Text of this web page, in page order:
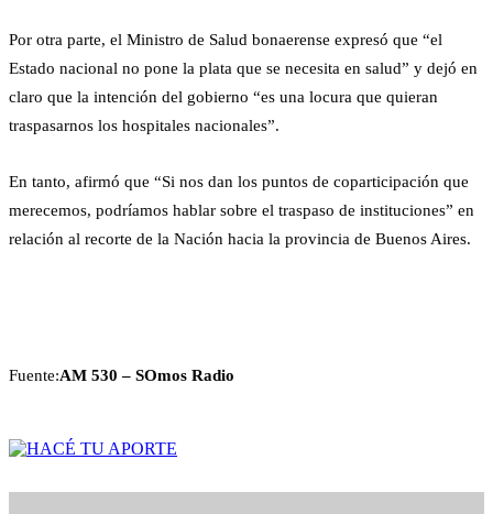
Por otra parte, el Ministro de Salud bonaerense expresó que “el
Estado nacional no pone la plata que se necesita en salud” y dejó en
claro que la intención del gobierno “es una locura que quieran
traspasarnos los hospitales nacionales”.
En tanto, afirmó que “Si nos dan los puntos de coparticipación que
merecemos, podríamos hablar sobre el traspaso de instituciones” en
relación al recorte de la Nación hacia la provincia de Buenos Aires.
Fuente:AM 530 – SOmos Radio